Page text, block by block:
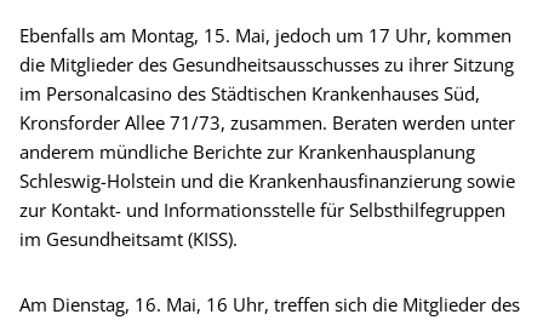
Ebenfalls am Montag, 15. Mai, jedoch um 17 Uhr, kommen
die Mitglieder des Gesundheitsausschusses zu ihrer Sitzung
im Personalcasino des Städtischen Krankenhauses Süd,
Kronsforder Allee 71/73, zusammen. Beraten werden unter
anderem mündliche Berichte zur Krankenhausplanung
Schleswig-Holstein und die Krankenhausfinanzierung sowie
zur Kontakt- und Informationsstelle für Selbsthilfegruppen
im Gesundheitsamt (KISS).
Am Dienstag, 16. Mai, 16 Uhr, treffen sich die Mitglieder des